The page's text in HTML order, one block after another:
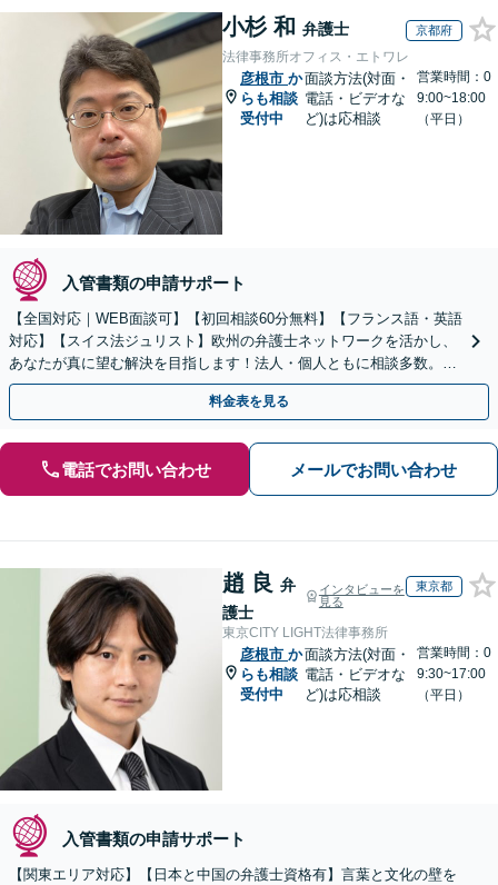
小杉 和 弁護士 京都府
法律事務所オフィス・エトワレ
彦根市 か
らも相談
受付中
面談方法(対面・
電話・ビデオな
ど)は応相談
営業時間：0
9:00~18:00
（平日）
入管書類の申請サポート
【全国対応｜WEB面談可】【初回相談60分無料】【フランス語・英語
対応】【スイス法ジュリスト】欧州の弁護士ネットワークを活かし、
あなたが真に望む解決を目指します！法人・個人ともに相談多数。細
やかな連絡と粘り強い交渉を徹底【休日・夜間相談可】
料金表を見る
電話でお問い合わせ メールでお問い合わせ
趙 良 弁
護士
インタビューを
見る
東京都
東京CITY LIGHT法律事務所
彦根市 か
らも相談
受付中
面談方法(対面・
電話・ビデオな
ど)は応相談
営業時間：0
9:30~17:00
（平日）
入管書類の申請サポート
【関東エリア対応】【日本と中国の弁護士資格有】言葉と文化の壁を